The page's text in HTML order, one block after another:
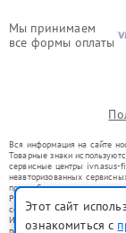
Мы принимаем
все формы оплаты
Вся информация на сайте
Товарные знаки
сервисные центры ivn.asus-
неавторизованных
правообладателями
Ремонт осуществляется для
со статьей 1487 ГК РФ.
Использование товарных
Этот сайт
ознакомиться с